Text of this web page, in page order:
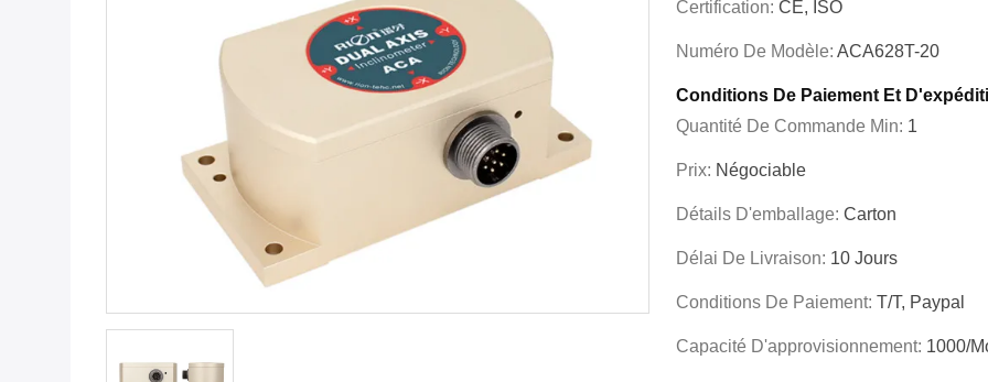
Certification: CE, ISO
Numéro De Modèle: ACA628T-20
Conditions De Paiement Et
Quantité De Commande Min: 1
Prix: Négociable
Détails D'emballage: Carton
Délai De Livraison: 10 Jours
Conditions De Paiement: T/T, Paypal
Capacité D'approvisionnement: 1000/